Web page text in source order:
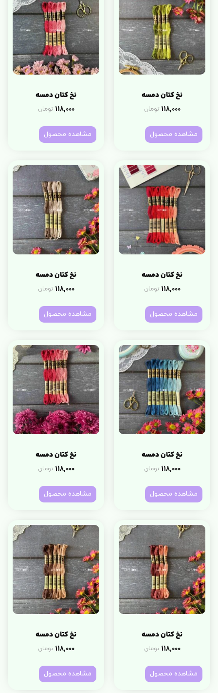
نخ کتان دمسه
118,000 تومان
مشاهده محصول
نخ کتان دمسه
118,000 تومان
مشاهده محصول
نخ کتان دمسه
118,000 تومان
مشاهده محصول
نخ کتان دمسه
118,000 تومان
مشاهده محصول
نخ کتان دمسه
118,000 تومان
مشاهده محصول
نخ کتان دمسه
118,000 تومان
مشاهده محصول
نخ کتان دمسه
118,000 تومان
مشاهده محصول
نخ کتان دمسه
118,000 تومان
مشاهده محصول